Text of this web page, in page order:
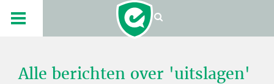
Alle berichten over 'uitslagen'